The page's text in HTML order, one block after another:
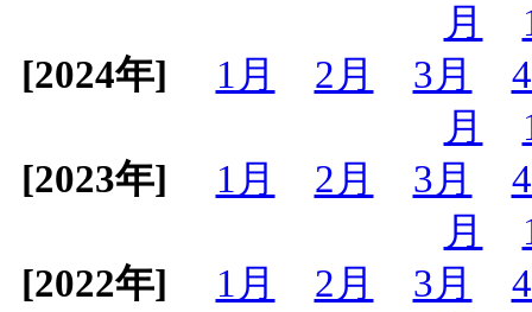
月
[2024年]
1月 2月 3月
月
[2023年]
1月 2月 3月
月
[2022年]
1月 2月 3月